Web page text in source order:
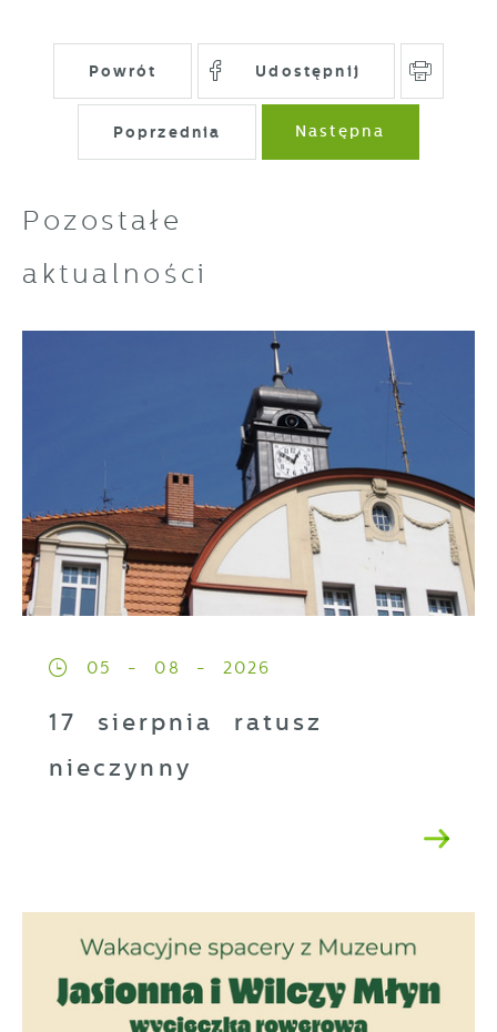
Powrót Udostępnij
Poprzednia Następna
Pozostałe
aktualności
05 - 08 - 2026
17 sierpnia ratusz
nieczynny